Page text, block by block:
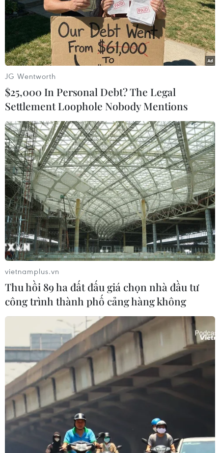
Hé lộ nguyên nhân gây ra vụ hỏa hoạn Nhà
thờ Đức Bà Paris
25/04/2019 00:50
Hệ thống chuông điện được lắp đặt theo yêu cầu của
giới tu sỹ và không tuân theo tiêu chuẩn an toàn đã đổ
chuông vào lúc 1 giờ 4 phút ngày 15/4, 16 phút trước khi
xảy ra vụ cháy thảm khốc.
Cơ quan công tố Paris đưa ra nguyên
nhân gây cháy Nhà thờ Đức Bà
26/06/2019 23:34
Cơ quan công tố Paris ngày 26/6 đã loại bỏ khả năng
một vụ phạm tội có chủ ý, đồng thời cho biết vụ hỏa
JG Wentworth
$25,000 In Personal Debt? The Legal
Settlement Loophole Nobody Mentions
vietnamplus.vn
Thu hồi 89 ha đất đấu giá chọn nhà đầu tư
công trình thành phố cảng hàng không